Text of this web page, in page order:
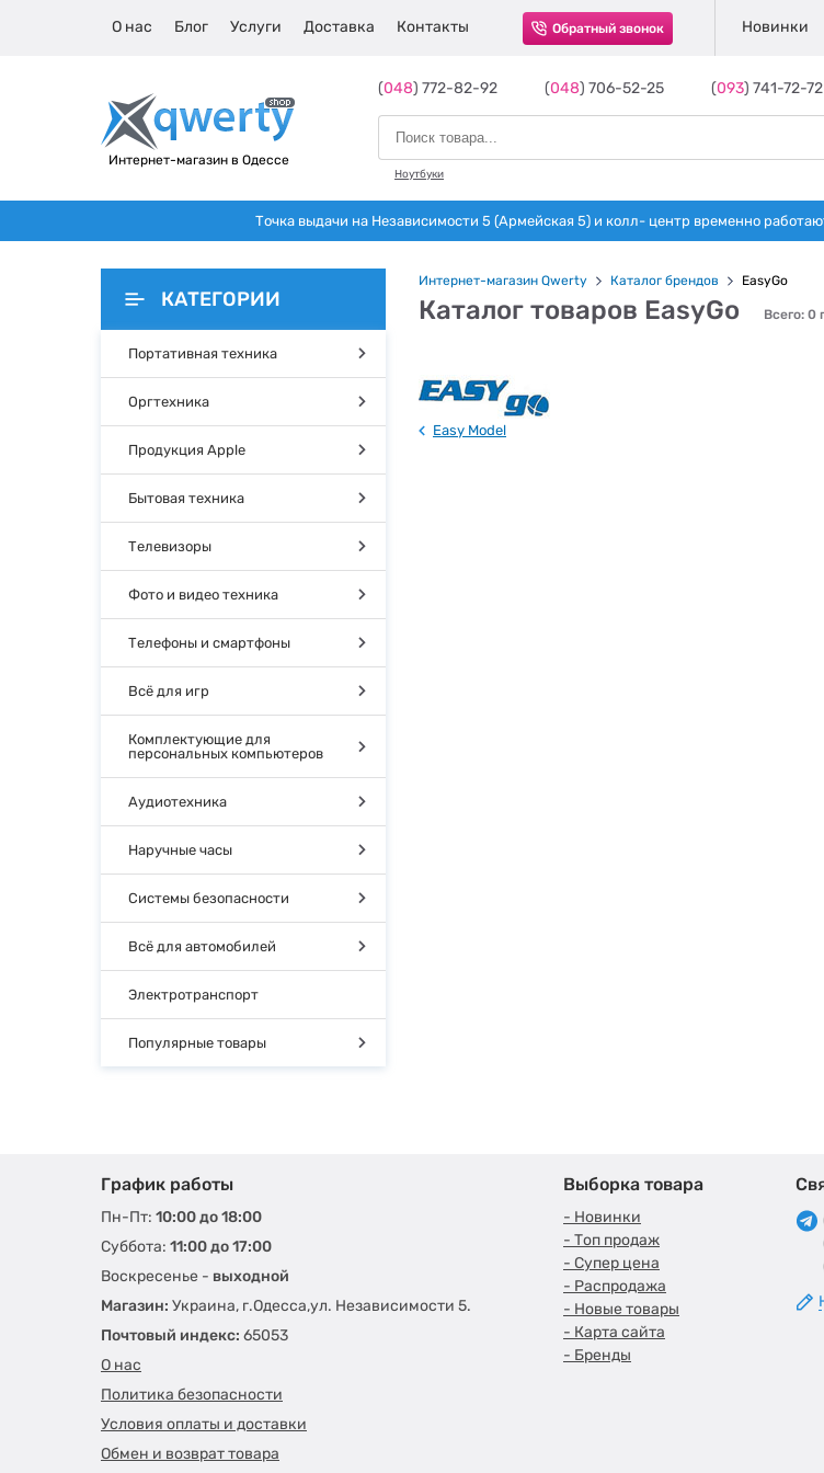
О нас Блог Услуги Доставка Контакты Обратный звонок Новинки
Интернет-магазин в Одессе
(048) 772-82-92 (048) 706-52-25 (093) 741-72-72
Ноутбуки
Точка выдачи на Независимости 5 (Армейская 5) и колл- центр временно
КАТЕГОРИИ
Портативная техника
Оргтехника
Продукция Apple
Бытовая техника
Телевизоры
Фото и видео техника
Телефоны и смартфоны
Всё для игр
Комплектующие для
персональных компьютеров
Аудиотехника
Наручные часы
Системы безопасности
Всё для автомобилей
Электротранспорт
Популярные товары
Интернет-магазин Qwerty Каталог брендов EasyGo
Каталог товаров EasyGo Всего: 0
Easy Model
График работы
Пн-Пт: 10:00 до 18:00
Суббота: 11:00 до 17:00
Воскресенье - выходной
Магазин: Украина, г.Одесса,ул. Независимости 5.
Почтовый индекс: 65053
О нас
Политика безопасности
Условия оплаты и доставки
Обмен и возврат товара
Выборка товара
- Новинки
- Топ продаж
- Супер цена
- Распродажа
- Новые товары
- Карта сайта
- Бренды